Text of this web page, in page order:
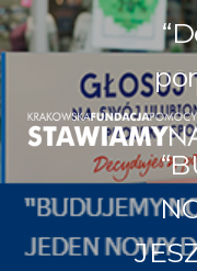
WITAMY!
O NAS